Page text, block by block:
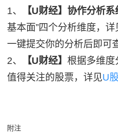
1、
【U财经】协作分析系
基本面”四个分析维度，详
一键提交你的分析后即可
2、
【U财经】根据多维度
值得关注的股票，详见U
附注